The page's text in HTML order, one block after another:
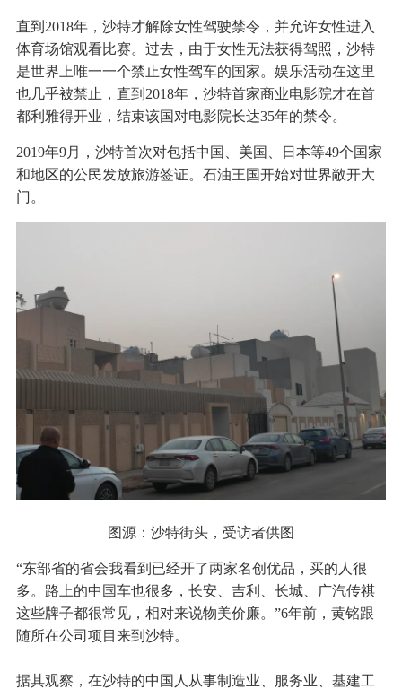
直到2018年，沙特才解除女性驾驶禁令，并允许女性进入
体育场馆观看比赛。过去，由于女性无法获得驾照，沙特
是世界上唯一一个禁止女性驾车的国家。娱乐活动在这里
也几乎被禁止，直到2018年，沙特首家商业电影院才在首
都利雅得开业，结束该国对电影院长达35年的禁令。
2019年9月，沙特首次对包括中国、美国、日本等49个国家
和地区的公民发放旅游签证。石油王国开始对世界敞开大
门。
图源：沙特街头，受访者供图
“东部省的省会我看到已经开了两家名创优品，买的人很
多。路上的中国车也很多，长安、吉利、长城、广汽传祺
这些牌子都很常见，相对来说物美价廉。”6年前，黄铭跟
随所在公司项目来到沙特。
据其观察，在沙特的中国人从事制造业、服务业、基建工